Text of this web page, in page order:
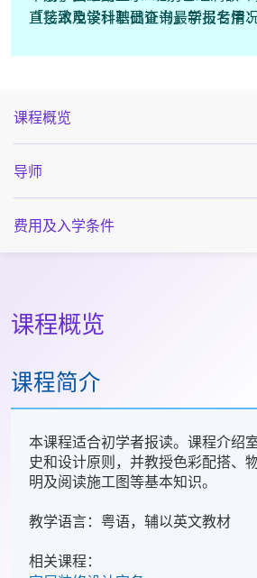
「艺术及设计基础证书」学员专用
直接致电学科职员查询最新报名情
课程概览
导师
费用及入学条件
课程概览
课程简介
本课程适合初学者报读。课程介绍
史和设计原则，并教授色彩配搭、
明及阅读施工图等基本知识。
教学语言：粤语，辅以英文教材
相关课程：